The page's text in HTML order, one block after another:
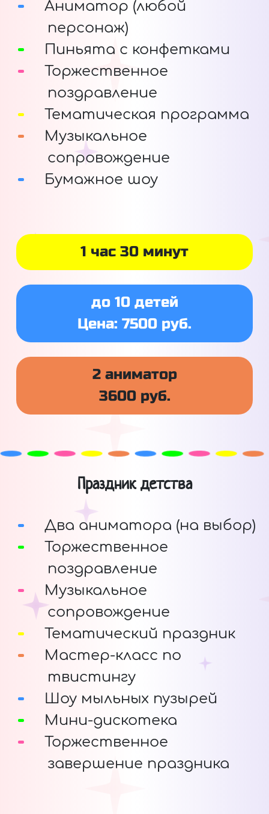
Аниматор (любой
персонаж)
Пиньята с конфетками
Торжественное
поздравление
Тематическая программа
Музыкальное
сопровождение
Бумажное шоу
1 час 30 минут
до 10 детей
Цена: 7500 руб.
2 аниматор
3600 руб.
Праздник детства
Два аниматора (на выбор)
Торжественное
поздравление
Музыкальное
сопровождение
Тематический праздник
Мастер-класс по
твистингу
Шоу мыльных пузырей
Мини-дискотека
Торжественное
завершение праздника